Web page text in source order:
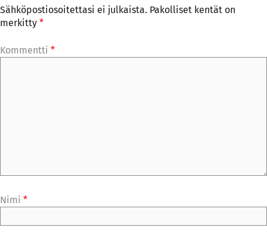
Sähköpostiosoitettasi ei julkaista. Pakolliset kentät on
merkitty *
Kommentti *
Nimi *